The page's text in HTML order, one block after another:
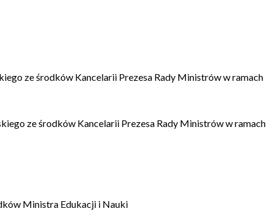
ze środków Kancelarii Prezesa Rady Ministrów w ramach
ze środków Kancelarii Prezesa Rady Ministrów w ramach
Ministra Edukacji i Nauki